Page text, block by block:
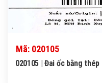
Mã: 020105
020105 | Đai ốc bằng thép